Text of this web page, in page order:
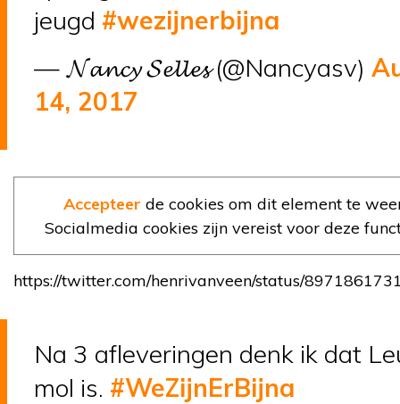
jeugd #wezijnerbijna
— 𝓝𝓪𝓷𝓬𝔂 𝓢𝓮𝓵𝓵𝓮𝓼 (@Nancyasv)
14, 2017
Accepteer de cookies om dit element te
Socialmedia cookies zijn vereist voor deze
https://twitter.com/henrivanveen/status/
Na 3 afleveringen denk ik dat
mol is. #WeZijnErBijna